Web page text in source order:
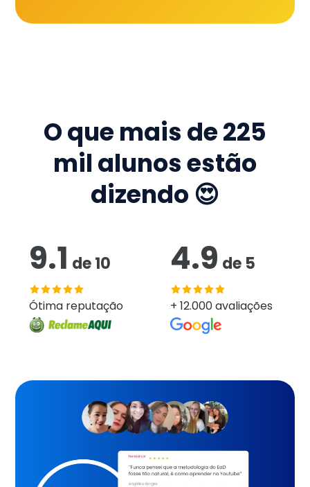
O que mais de225
mil alunos estão
dizendo 😍
9.1 de10
Ótima reputação
4.9 de 5
+ 12.000 avaliações